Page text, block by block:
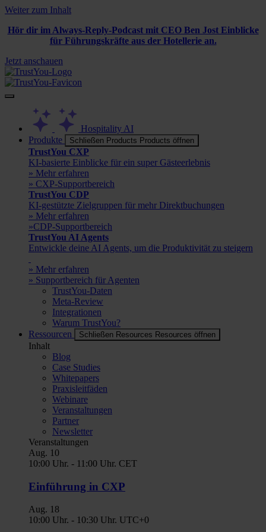
Weiter zum Inhalt
Hör dir im Always-Reply-Podcast mit CEO Ben Jost Einblicke
für Führungskräfte aus der Hotellerie an.
Jetzt anschauen
Hospitality AI
Produkte
Schließen Products Products öffnen
TrustYou CXP
KI-basierte Einblicke für ein super Gästeerlebnis
» Mehr erfahren
» CXP-Supportbereich
TrustYou CDP
KI-gestützte Zielgruppen für mehr Direktbuchungen
» Mehr erfahren
»CDP-Supportbereich
TrustYou AI Agents
Entwickle deine AI Agents, um die Produktivität zu steigern
» Mehr erfahren
» Supportbereich für Agenten
TrustYou-Daten
Meta-Review
Integrationen
Warum TrustYou?
Ressourcen
Schließen Resources Resources öffnen
Inhalt
Blog
Case Studies
Whitepapers
Praxisleitfäden
Webinare
Veranstaltungen
Partner
Newsletter
Veranstaltungen
Aug. 10
10:00 Uhr. - 11:00 Uhr. CET
Einführung in CXP
Aug. 18
10:00 Uhr. - 10:30 Uhr. UTC+0